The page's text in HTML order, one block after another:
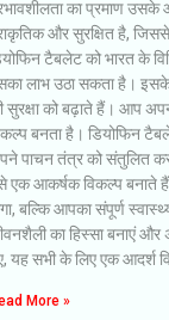
का प्रमाण उसके
और सुरक्षित है,
टैबलेट को भारत के
लाभ उठा सकता है।
सुरक्षा को बढ़ाते हैं। आप
बनता है। डियोफिन
पाचन तंत्र को संतुलित
एक आकर्षक विकल्प बनाते
बल्कि आपका संपूर्ण
का हिस्सा बनाएं
यह सभी के लिए एक आदर्श
More »